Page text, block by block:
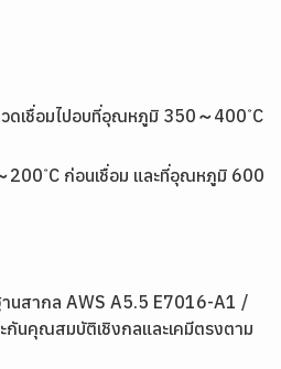
วดเชื่อมไปอบที่อุณหภูมิ 350～400 ํC
C ก่อนเชื่อม และที่อุณหภูมิ 600
านสากล AWS A5.5 E7016-A1 /
นคุณสมบัติเชิงกลและเคมีตรงตาม